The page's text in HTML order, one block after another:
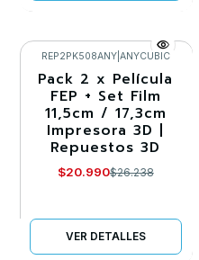
-20%
Agotado
REP2PK508ANY| ANYCUBIC
Pack 2 x Película
FEP + Set Film
11,5cm / 17,3cm
Impresora 3D |
Repuestos 3D
$20.990$26.238
VER DETALLES